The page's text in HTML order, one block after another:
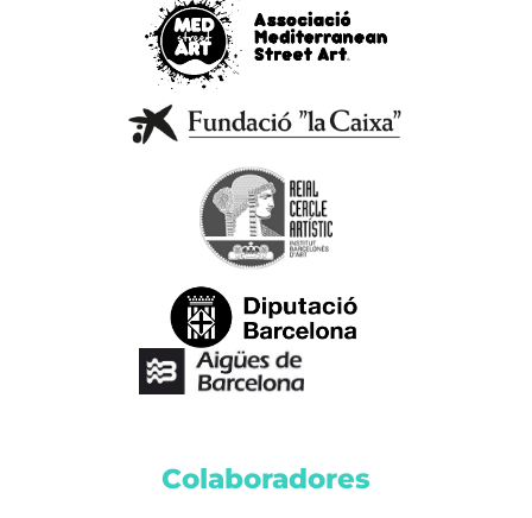
Colaboradores